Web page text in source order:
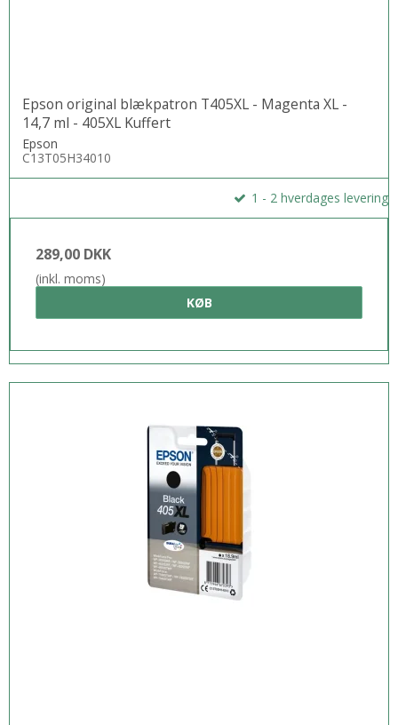
Epson original blækpatron T405XL - Magenta XL -
14,7 ml - 405XL Kuffert
Epson
C13T05H34010
1 - 2 hverdages levering
289,00 DKK
(inkl. moms)
KØB